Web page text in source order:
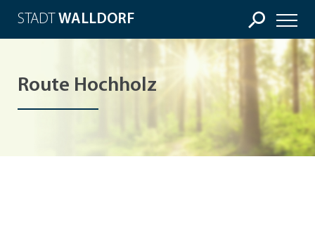
STADT WALLDORF
Route Hochholz